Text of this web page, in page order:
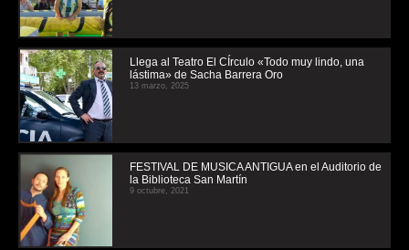
Llega al Teatro El CÍrculo «Todo muy lindo, una
lástima» de Sacha Barrera Oro
13 marzo, 2025
FESTIVAL DE MUSICA ANTIGUA en el Auditorio de
la Biblioteca San Martín
9 octubre, 2021